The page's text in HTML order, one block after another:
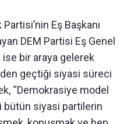
Eş Başkanı
DEM Partisi Eş Genel
ise bir araya gelerek
geçtiği siyasi süreci
“Demokrasiye model
bütün siyasi partilerin